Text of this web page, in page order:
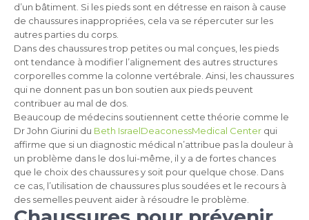
d’un bâtiment. Si les pieds sont en détresse en raison à cause
de chaussures inappropriées, cela va se répercuter sur les
autres parties du corps.
Dans des chaussures trop petites ou mal conçues, les pieds
ont tendance à modifier l’alignement des autres structures
corporelles comme la colonne vertébrale. Ainsi, les chaussures
qui ne donnent pas un bon soutien aux pieds peuvent
contribuer au mal de dos.
Beaucoup de médecins soutiennent cette théorie comme le
Dr John Giurini du Beth IsraelDeaconessMedical Center qui
affirme que si un diagnostic médical n’attribue pas la douleur à
un problème dans le dos lui-même, il y a de fortes chances
que le choix des chaussures y soit pour quelque chose. Dans
ce cas, l’utilisation de chaussures plus soudées et le recours à
des semelles peuvent aider à résoudre le problème.